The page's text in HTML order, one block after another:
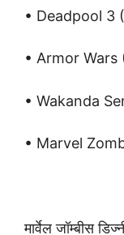
• Deadpool 3
• Armor Wars
• Wakanda
• Marvel
मार्वेल जॉम्बीस